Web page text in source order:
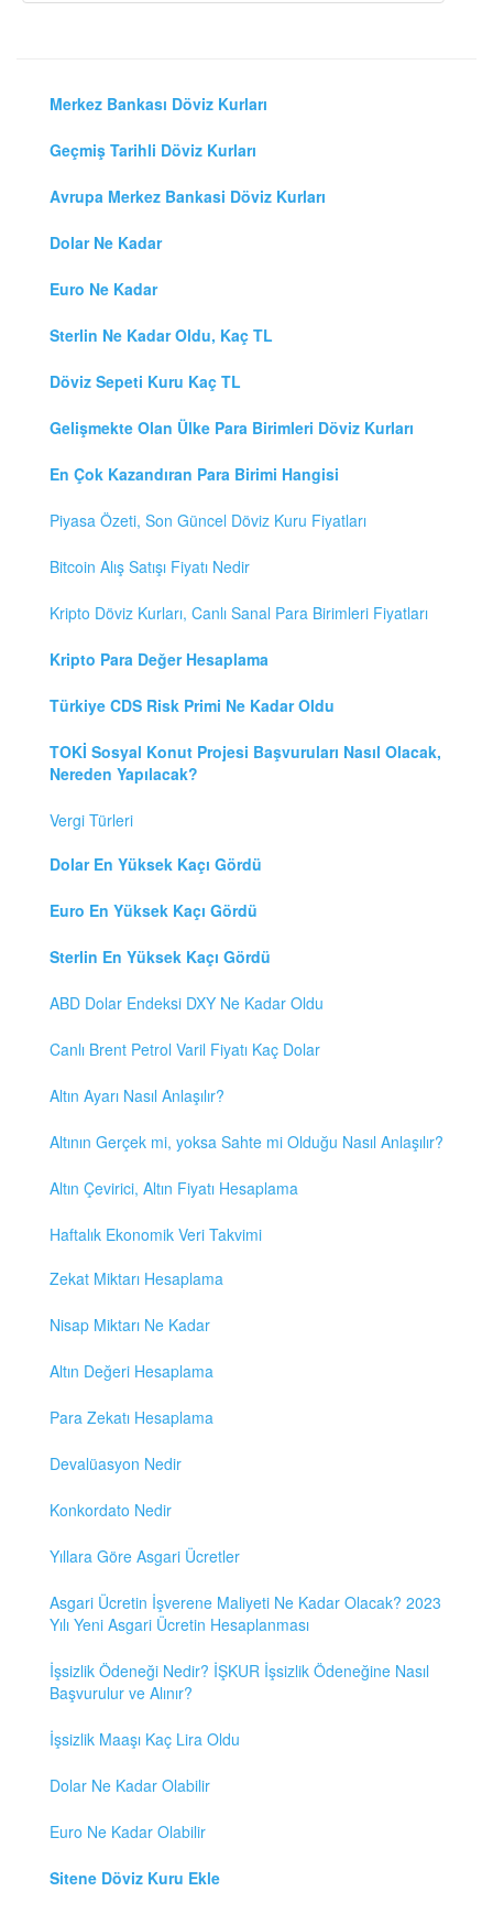
Merkez Bankası Döviz Kurları
Geçmiş Tarihli Döviz Kurları
Avrupa Merkez Bankasi Döviz Kurları
Dolar Ne Kadar
Euro Ne Kadar
Sterlin Ne Kadar Oldu, Kaç TL
Döviz Sepeti Kuru Kaç TL
Gelişmekte Olan Ülke Para Birimleri Döviz Kurları
En Çok Kazandıran Para Birimi Hangisi
Piyasa Özeti, Son Güncel Döviz Kuru Fiyatları
Bitcoin Alış Satışı Fiyatı Nedir
Kripto Döviz Kurları, Canlı Sanal Para Birimleri Fiyatları
Kripto Para Değer Hesaplama
Türkiye CDS Risk Primi Ne Kadar Oldu
TOKİ Sosyal Konut Projesi Başvuruları Nasıl Olacak,
Nereden Yapılacak?
Vergi Türleri
Dolar En Yüksek Kaçı Gördü
Euro En Yüksek Kaçı Gördü
Sterlin En Yüksek Kaçı Gördü
ABD Dolar Endeksi DXY Ne Kadar Oldu
Canlı Brent Petrol Varil Fiyatı Kaç Dolar
Altın Ayarı Nasıl Anlaşılır?
Altının Gerçek mi, yoksa Sahte mi Olduğu Nasıl Anlaşılır?
Altın Çevirici, Altın Fiyatı Hesaplama
Haftalık Ekonomik Veri Takvimi
Zekat Miktarı Hesaplama
Nisap Miktarı Ne Kadar
Altın Değeri Hesaplama
Para Zekatı Hesaplama
Devalüasyon Nedir
Konkordato Nedir
Yıllara Göre Asgari Ücretler
Asgari Ücretin İşverene Maliyeti Ne Kadar Olacak? 2023
Yılı Yeni Asgari Ücretin Hesaplanması
İşsizlik Ödeneği Nedir? İŞKUR İşsizlik Ödeneğine Nasıl
Başvurulur ve Alınır?
İşsizlik Maaşı Kaç Lira Oldu
Dolar Ne Kadar Olabilir
Euro Ne Kadar Olabilir
Sitene Döviz Kuru Ekle